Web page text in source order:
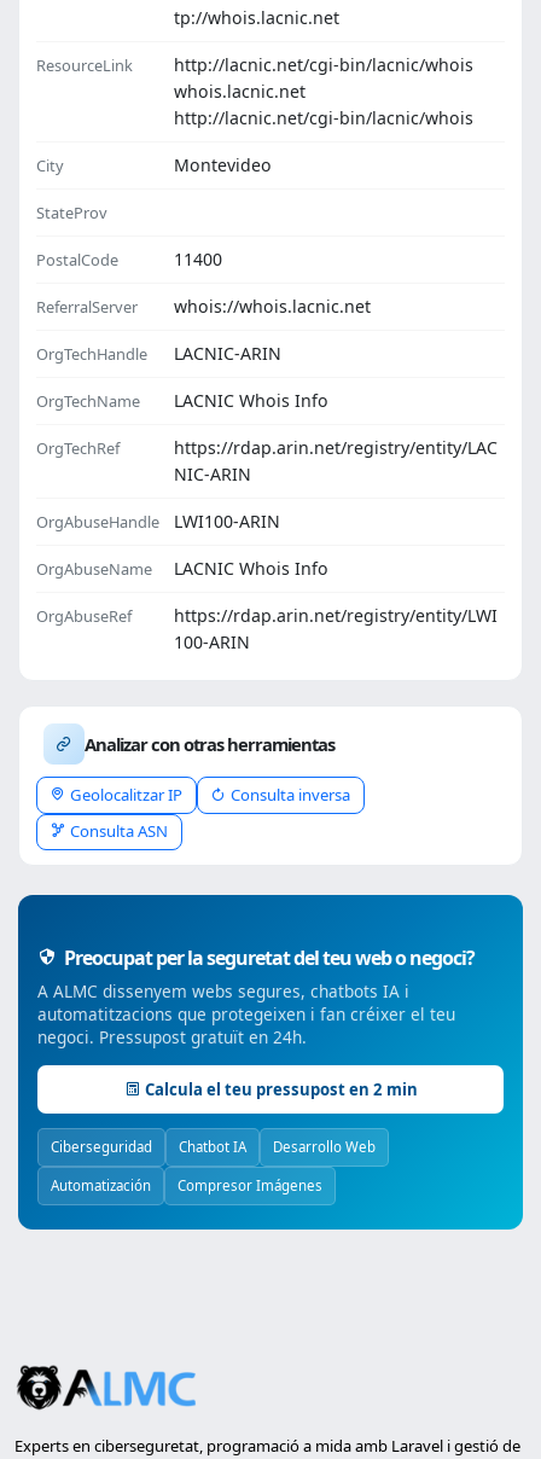
tp://whois.lacnic.net
ResourceLink
http://lacnic.net/cgi-bin/lacnic/whois
whois.lacnic.net
http://lacnic.net/cgi-bin/lacnic/whois
City Montevideo
StateProv
PostalCode 11400
ReferralServer whois://whois.lacnic.net
OrgTechHandle LACNIC-ARIN
OrgTechName LACNIC Whois Info
OrgTechRef
https://rdap.arin.net/registry/entity/LAC
NIC-ARIN
OrgAbuseHandle LWI100-ARIN
OrgAbuseName LACNIC Whois Info
OrgAbuseRef
https://rdap.arin.net/registry/entity/LWI
100-ARIN
Analizar con otras herramientas
Geolocalitzar IP
Consulta inversa
Consulta ASN
Preocupat per la seguretat del teu web o negoci?
A ALMC dissenyem webs segures, chatbots IA i
automatitzacions que protegeixen i fan créixer el teu
negoci. Pressupost gratuït en 24h.
Calcula el teu pressupost en 2 min
Ciberseguridad Chatbot IA Desarrollo Web
Automatización Compresor Imágenes
Experts en ciberseguretat, programació a mida amb Laravel i gestió de